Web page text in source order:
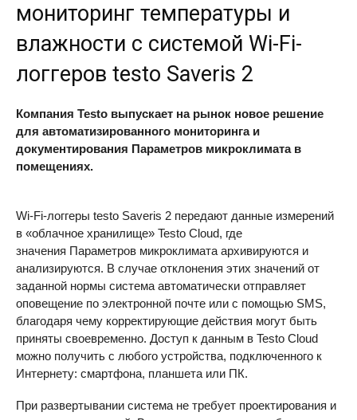
мониторинг температуры и
влажности с системой Wi-Fi-
логгеров testo Saveris 2
Компания Testo выпускает на рынок новое решение
для автоматизированного мониторинга и
документирования Параметров микроклимата в
помещениях.
Wi-Fi-логгеры testo Saveris 2 передают данные измерений
в «облачное хранилище» Testo Cloud, где
значения Параметров микроклимата архивируются и
анализируются. В случае отклонения этих значений от
заданной нормы система автоматически отправляет
оповещение по электронной почте или с помощью SMS,
благодаря чему корректирующие действия могут быть
приняты своевременно. Доступ к данным в Testo Cloud
можно получить с любого устройства, подключенного к
Интернету: смартфона, планшета или ПК.
При развертывании система не требует проектирования и